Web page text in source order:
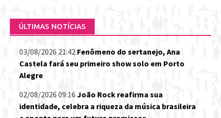
ÚLTIMAS NOTÍCIAS
03/08/2026 21:42 Fenômeno do sertanejo, Ana
Castela fará seu primeiro show solo em Porto
Alegre
02/08/2026 09:16 João Rock reafirma sua
identidade, celebra a riqueza da música brasileira